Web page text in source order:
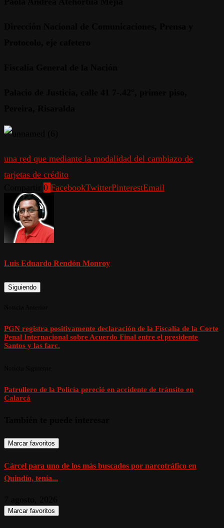
una red que mediante la modalidad del cambiazo de
tarjetas de crédito
0 FacebookTwitterPinterestEmail
Luis Eduardo Rendón Monroy
Siguiendo
PGN registra positivamente declaración de la Fiscalía de la Corte
Penal Internacional sobre Acuerdo Final entre el presidente
Santos y las farc.
Patrullero de la Policía pereció en accidente de tránsito en
Calarcá
Marcar favoritos
Cárcel para uno de los más buscados por narcotráfico en
Quindío, tenía...
Marcar favoritos